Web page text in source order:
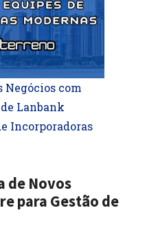
Negócios com
Lanbank
Incorporadoras
de Novos
para Gestão de